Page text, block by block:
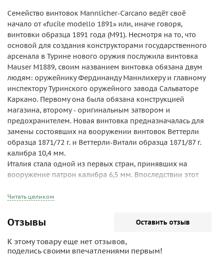
Семейство винтовок Mannlicher-Carcano ведёт своё
начало от «fucile modello 1891» или, иначе говоря,
винтовки образца 1891 года (M91). Несмотря на то, что
основой для создания конструкторами государственного
арсенала в Турине нового оружия послужила винтовка
Mauser M1889, своим названием винтовка обязана двум
людям: оружейнику Фердинанду Маннлихеру и главному
инспектору Туринского оружейного завода Сальваторе
Каркано. Первому она была обязана конструкцией
магазина, второму - оригинальным затвором и
предохранителем. Новая винтовка предназначалась для
замены состоявших на вооружении винтовок Веттерли
образца 1871/72 г. и Веттерли-Витали образца 1871/87 г.
калибра 10,4 мм.
Италия стала одной из первых стран, принявших на
вооружение патрон калибра 6,5 мм. Впоследствии этот
Норвегии, Голландии, Португалии Румынии и Греции.
недостатков пехотных винтовок является их чрезмерная
длина. Это привело к тому, что между двумя мировыми
войнами во многих странах на вооружение было принято
новое поколение винтовок старых систем, отличающихся
Читать целиком
Отзывы Оставить отзыв
К этому товару еще нет отзывов,
поделись своими впечатлениями первым!